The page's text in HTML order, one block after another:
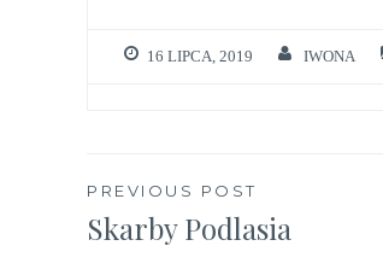
16 LIPCA, 2019 IWONA
Nawigacja
PREVIOUS POST
Skarby Podlasia